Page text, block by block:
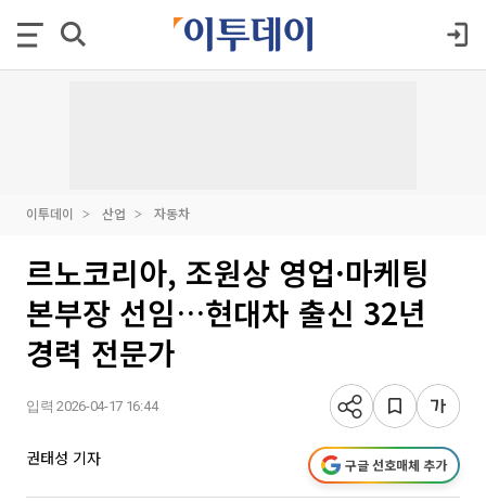
이투데이 산업 자동차
르노코리아, 조원상 영업·마케팅
본부장 선임…현대차 출신 32년
경력 전문가
입력 2026-04-17 16:44
권태성 기자 구글 선호매체 추가